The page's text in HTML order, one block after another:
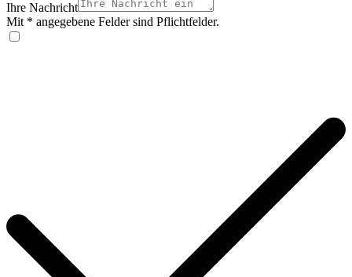
Ihre Nachricht
Mit * angegebene Felder sind Pflichtfelder.